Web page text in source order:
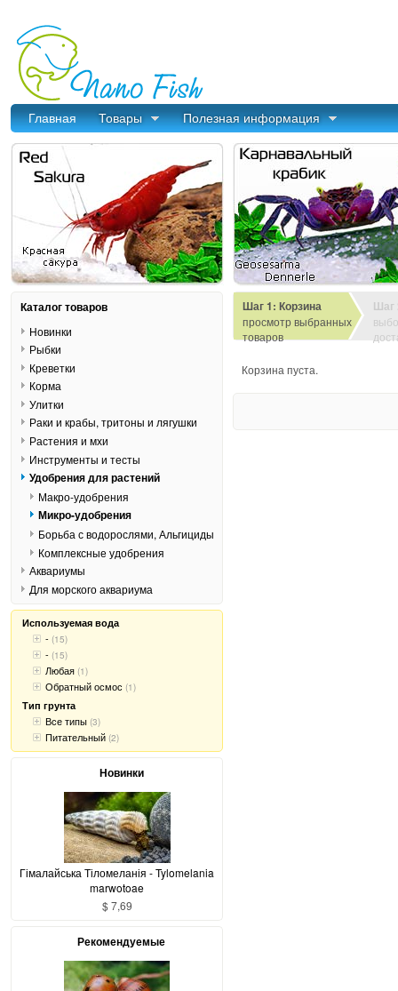
Главная Товары Полезная информация
Шаг 1: Корзина
просмотр выбранных
товаров
Шаг
Корзина пуста.
Каталог товаров
Новинки
Рыбки
Креветки
Корма
Улитки
Раки и крабы, тритоны и лягушки
Растения и мхи
Инструменты и тесты
Удобрения для растений
Макро-удобрения
Микро-удобрения
Борьба с водорослями, Альгициды
Комплексные удобрения
Аквариумы
Для морского аквариума
Используемая вода
- (15)
- (15)
Любая (1)
Обратный осмос (1)
Тип грунта
Все типы (3)
Питательный (2)
Новинки
Гімалайська Тіломеланія - Tylomelania
marwotoae
$ 7,69
Рекомендуемые